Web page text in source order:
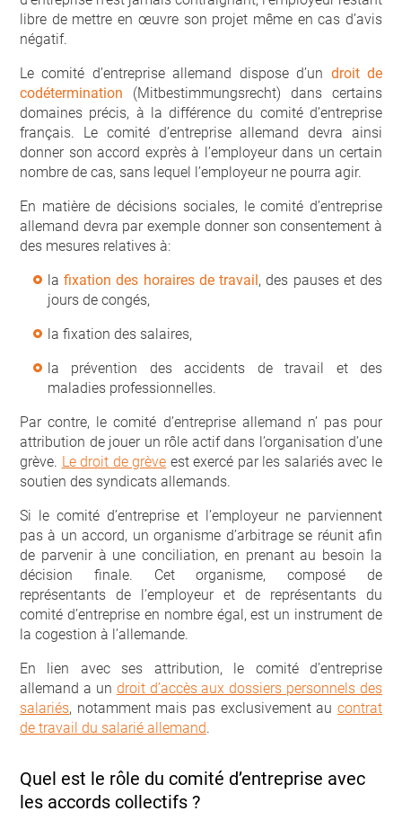
libre de mettre en œuvre son projet même en cas d’avis
négatif.
Le comité d’entreprise allemand dispose d’un droit de
codétermination (Mitbestimmungsrecht) dans certains
domaines précis, à la différence du comité d’entreprise
français. Le comité d’entreprise allemand devra ainsi
donner son accord exprès à l’employeur dans un certain
nombre de cas, sans lequel l’employeur ne pourra agir.
En matière de décisions sociales, le comité d’entreprise
allemand devra par exemple donner son consentement à
des mesures relatives à:
lafixation des horaires de travail, des pauses et des
jours de congés,
la fixation des salaires,
la prévention des accidents de travail et des
maladies professionnelles.
Par contre, le comité d’entreprise allemand n’ pas pour
attribution de jouer un rôle actif dans l’organisation d’une
grève. Le droit de grève est exercé par les salariés avec le
soutien des syndicats allemands.
Si le comité d’entreprise et l’employeur ne parviennent
pas à un accord, un organisme d’arbitrage se réunit afin
de parvenir à une conciliation, en prenant au besoin la
décision finale. Cet organisme, composé de
représentants de l’employeur et de représentants du
comité d’entreprise en nombre égal, est un instrument de
la cogestion à l’allemande.
En lien avec ses attribution, le comité d’entreprise
allemand a un droit d’accès aux dossiers personnels des
salariés, notamment mais pas exclusivement au contrat
de travail du salarié allemand.
Quel est le rôle du comité d’entreprise avec
les accords collectifs ?